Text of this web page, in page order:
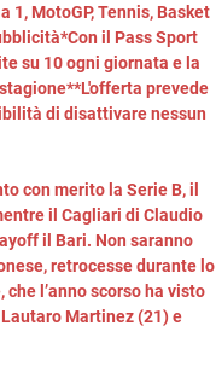
1, MotoGP, Tennis, Basket
il Pass Sport
su 10 ogni giornata e la
prevede
di disattivare nessun
con merito la Serie B, il
il Cagliari di Claudio
il Bari. Non saranno
retrocesse durante lo
l’anno scorso ha visto
Martinez (21) e